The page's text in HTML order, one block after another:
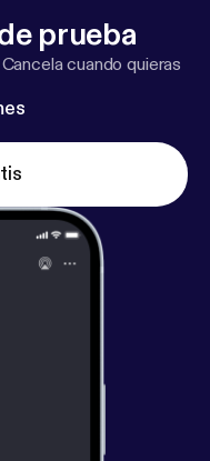
prueba
Cancela cuando quieras